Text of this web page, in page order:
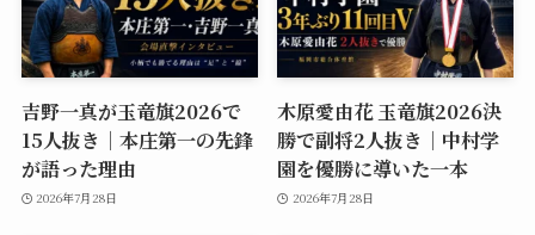
吉野一真が玉竜旗2026で
15人抜き｜本庄第一の先鋒
が語った理由
2026年7月28日
木原愛由花 玉竜旗2026決
勝で副将2人抜き｜中村学
園を優勝に導いた一本
2026年7月28日